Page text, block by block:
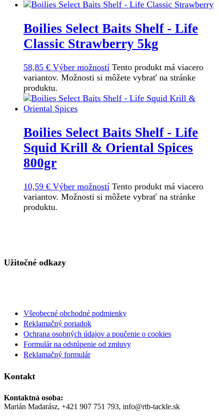
Boilies Select Baits Shelf - Life
Classic Strawberry 5kg
58,85 € Výber možností Tento produkt má viacero
variantov. Možnosti si môžete vybrať na stránke
produktu.
Boilies Select Baits Shelf - Life
Squid Krill & Oriental Spices
800gr
10,59 € Výber možností Tento produkt má viacero
variantov. Možnosti si môžete vybrať na stránke
produktu.
Užitočné odkazy
Všeobecné obchodné podmienky
Reklamačný poriadok
Ochrana osobných údajov a poučenie o cookies
Formulár na odstúpenie od zmluvy
Reklamačný formulár
Kontakt
Kontaktná osoba:
Marián Madarász, +421 907 751 793, info@rtb-tackle.sk